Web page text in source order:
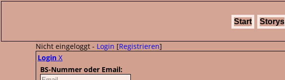
Start Storys
Nicht eingeloggt - Login [Registrieren]
Login X
BS-Nummer oder Email: